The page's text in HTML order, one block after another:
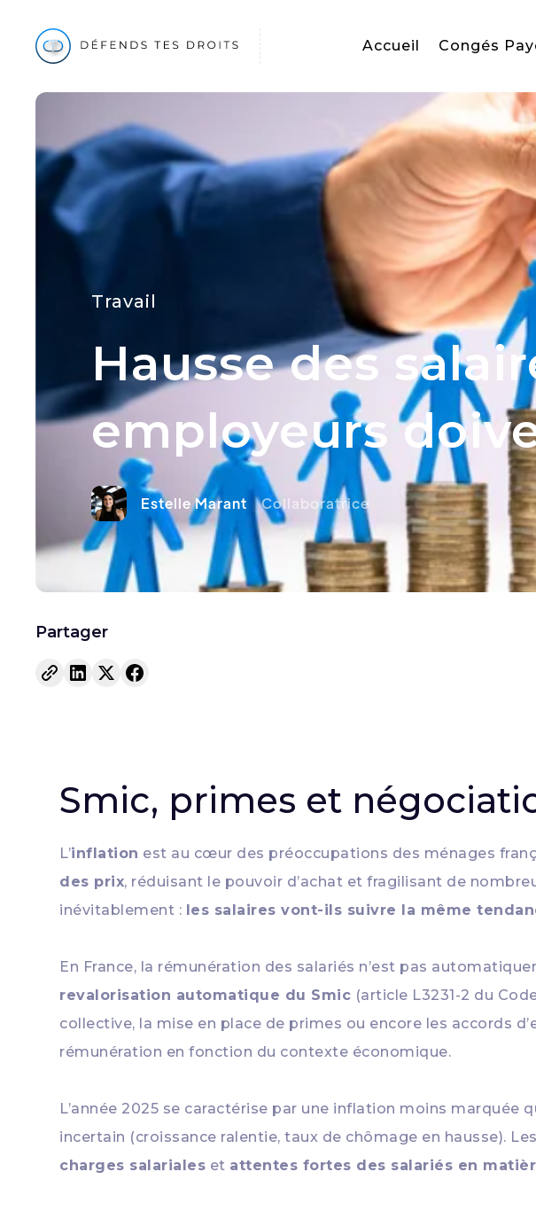
Accueil Congés
Travail
Hausse des
employeurs
Estelle Marant Collaboratrice
Partager
Smic, primes et
L’inflation est au cœur des préoccupations des ménages
des prix, réduisant le pouvoir d’achat et fragilisant de
inévitablement : les salaires vont-ils suivre la même
En France, la rémunération des salariés n’est pas
revalorisation automatique du Smic (article L3231-2 du
collective, la mise en place de primes ou encore les accords
rémunération en fonction du contexte économique.
L’année 2025 se caractérise par une inflation moins
incertain (croissance ralentie, taux de chômage en hausse).
charges salariales et attentes fortes des salariés en